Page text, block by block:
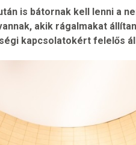
is bátornak kell lenni a
akik rágalmakat
kapcsolatokért felelős